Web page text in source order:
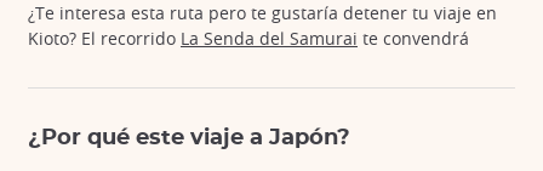
¿Te interesa esta ruta pero te gustaría detener tu viaje en
Kioto? El recorrido La Senda del Samurai te convendrá
¿Por qué este viaje a Japón?